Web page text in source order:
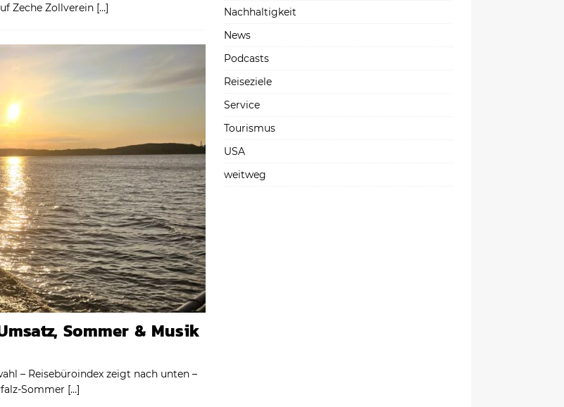
Zeche Zollverein […]
Sommer & Musik
– Reisebüroindex zeigt nach unten –
Sommer […]
Nachhaltigkeit
News
Podcasts
Reiseziele
Service
Tourismus
USA
weitweg